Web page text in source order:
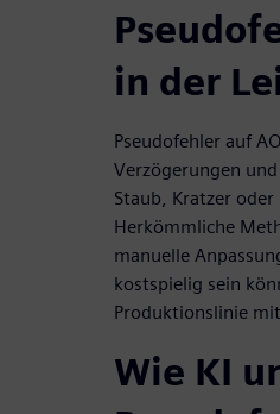
in der
Pseudofehler auf
Verzögerungen
Staub, Kratzer
Herkömmliche
manuelle
kostspielig sein
Produktionslinie
Wie KI